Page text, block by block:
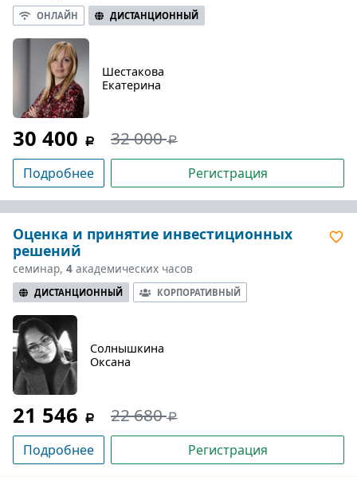
ОНЛАЙН ДИСТАНЦИОННЫЙ
Шестакова
Екатерина
30 400 32 000
Подробнее Регистрация
Оценка и принятие инвестиционных
решений
семинар, 4 академических часов
ДИСТАНЦИОННЫЙ КОРПОРАТИВНЫЙ
Солнышкина
Оксана
21 546 22 680
Подробнее Регистрация